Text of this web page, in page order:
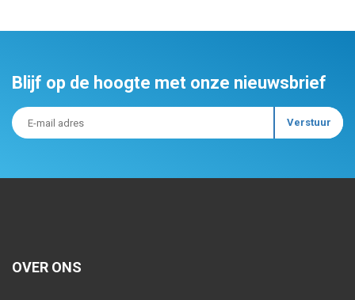
Blijf op de hoogte met onze nieuwsbrief
OVER ONS